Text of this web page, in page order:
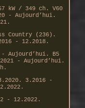
kW / 349 ch. V60
- Aujourd’hui.
Country (236).
- 12.2018.
Aujourd’hui. B5
- Aujourd’hui.
3.2016 -
- 12.2022.